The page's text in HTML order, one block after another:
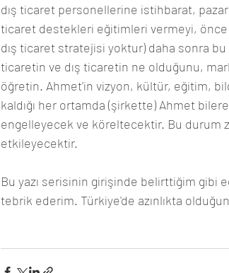
dış ticaret personellerine istihbarat,
ticaret destekleri eğitimleri vermeyi,
dış ticaret stratejisi yoktur) daha sonra
ticaretin ve dış ticaretin ne olduğunu,
öğretin. Ahmet'in vizyon, kültür, eğitim,
kaldığı her ortamda (şirkette) Ahmet
engelleyecek ve köreltecektir. Bu durum
etkileyecektir.
Bu yazı serisinin girişinde belirttiğim gibi
tebrik ederim. Türkiye'de azınlıkta